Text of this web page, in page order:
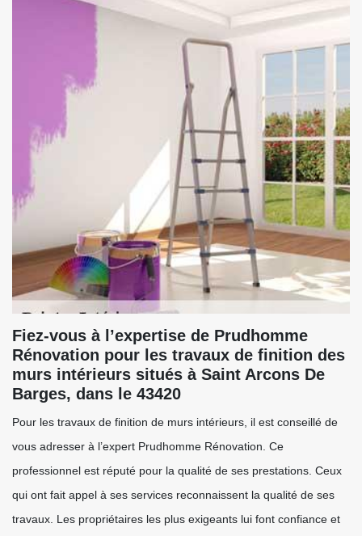
Fiez-vous à l’expertise de Prudhomme
Rénovation pour les travaux de finition des
murs intérieurs situés à Saint Arcons De
Barges, dans le 43420
Pour les travaux de finition de murs intérieurs, il est conseillé de
vous adresser à l’expert Prudhomme Rénovation. Ce
professionnel est réputé pour la qualité de ses prestations. Ceux
qui ont fait appel à ses services reconnaissent la qualité de ses
travaux. Les propriétaires les plus exigeants lui font confiance et